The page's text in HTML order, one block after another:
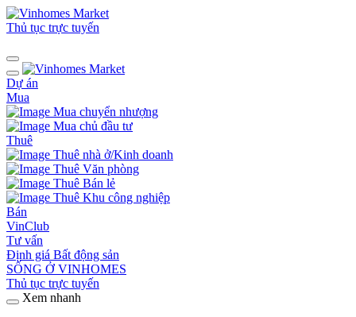
Thủ tục trực tuyến
Dự án
Mua
Mua chuyển nhượng
Mua chủ đầu tư
Thuê
Thuê nhà ở/Kinh doanh
Thuê Văn phòng
Thuê Bán lẻ
Thuê Khu công nghiệp
Bán
VinClub
Tư vấn
Định giá Bất động sản
SỐNG Ở VINHOMES
Thủ tục trực tuyến
Xem nhanh